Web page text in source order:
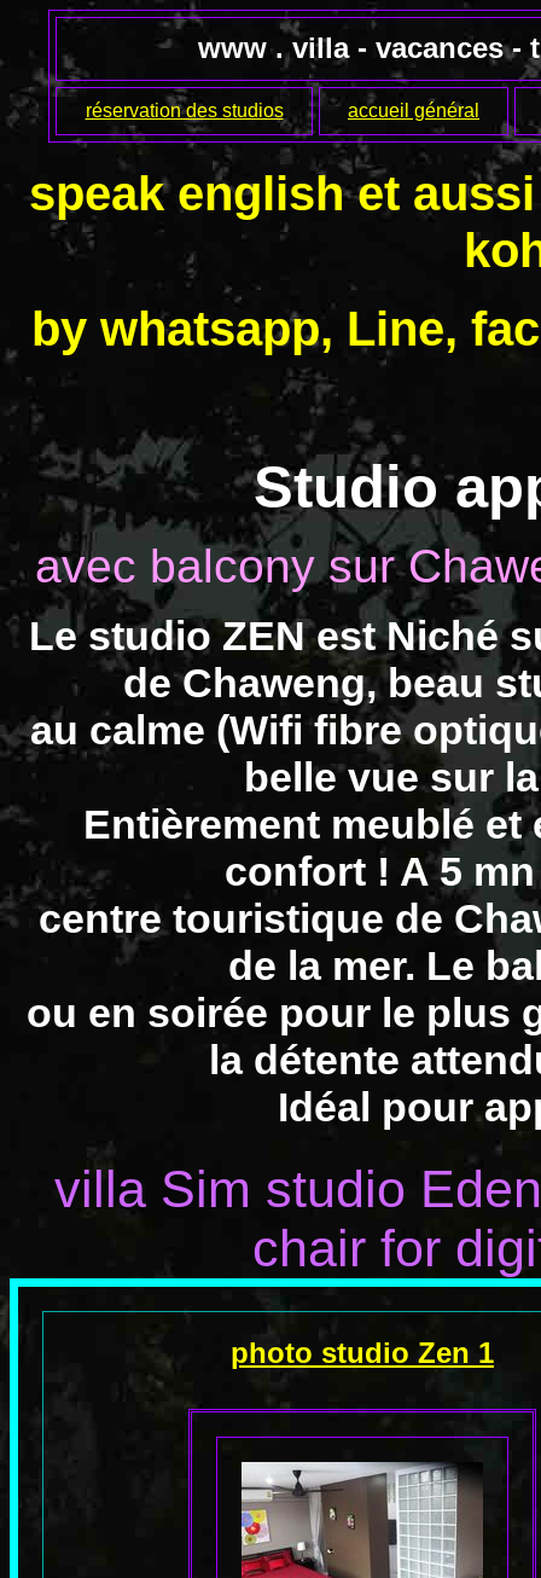
www . villa - vacances -
réservation des studios accueil général
speak english et
by whatsapp, Line,
Studio
avec balcony sur
Le studio ZEN est Niché
de Chaweng, beau
au calme (Wifi fibre
belle vue sur
Entièrement meublé
confort ! A 5
centre touristique de
de la mer. Le
ou en soirée pour le plus
la détente
Idéal pour
villa Sim studio
chair for
photo studio Zen 1